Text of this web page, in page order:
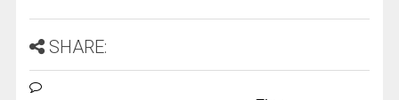
SHARE: